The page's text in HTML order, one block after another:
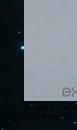
Imagen 2.
en la